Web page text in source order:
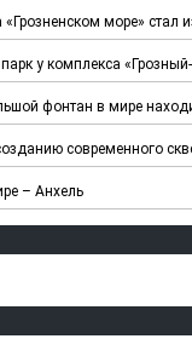
море» стал
у комплекса
фонтан в мире
современного
– Анхель